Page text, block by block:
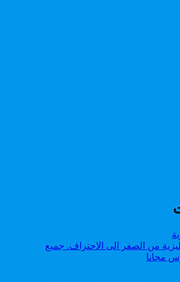
من الصفر الى الاحتراف. جميع
مجانا